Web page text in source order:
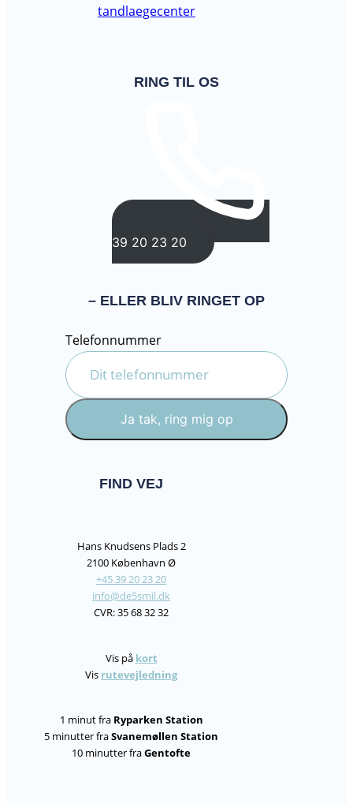
RING TIL OS
39 20 23 20
– ELLER BLIV RINGET OP
Telefonnummer
Ja tak, ring mig op
FIND VEJ
Hans Knudsens Plads 2
2100 København Ø
+45 39 20 23 20
info@de5smil.dk
CVR: 35 68 32 32
Vis på kort
Vis rutevejledning
1 minut fra Ryparken Station
5 minutter fraSvanemøllen Station
10 minutter fraGentofte